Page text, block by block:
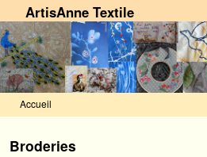
ArtisAnne Textile
Accueil
Broderies